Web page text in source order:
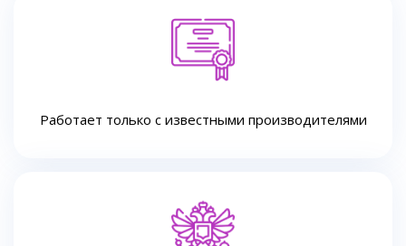
Работает только с известными производителями